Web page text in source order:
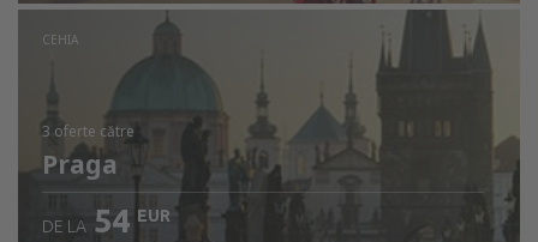
CEHIA
3 oferte către
Praga
DE LA 54 EUR